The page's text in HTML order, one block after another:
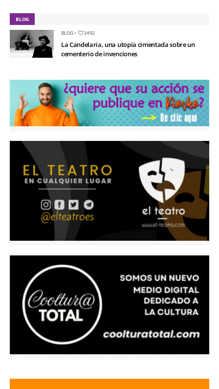
BLOG
BLOG • 3492
La Candelaria, una utopía cimentada sobre un
cementerio de invenciones